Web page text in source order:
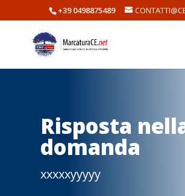
+39 0498875489
Risposta
domanda
xxxxxyyyyy